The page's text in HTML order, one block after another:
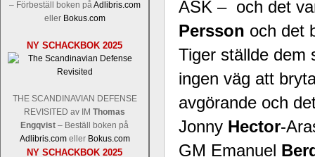
– Förbeställ boken påAdlibris.com
eller Bokus.com
NY SCHACKBOK 2025
THE SCANDINAVIAN DEFENSE
REVISITED av IM Thomas
Engqvist – Beställ boken på
Adlibris.comeller Bokus.com
NY SCHACKBOK 2025
Schacksnack har inlett det nya
ASK – och det
Persson och det
Tiger ställde dem
ingen väg att
avgörande och
Jonny Hector-
GM Emanuel